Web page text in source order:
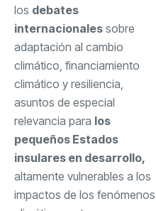
los debates
internacionales sobre
adaptación al cambio
climático, financiamiento
climático y resiliencia,
asuntos de especial
relevancia para los
pequeños Estados
insulares en desarrollo,
altamente vulnerables a los
impactos de los fenómenos